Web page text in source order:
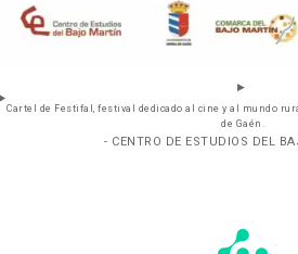
Cartel de Festifal, festival dedicado al cine y al mundo rural , del 7 al 9 de noviembre en Urrea
de Gaén.
- CENTRO DE ESTUDIOS DEL